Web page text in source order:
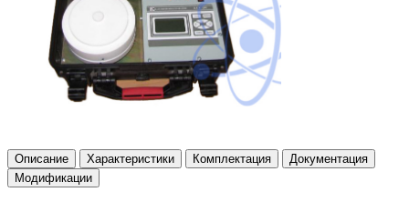
Описание Характеристики Комплектация
Документация
Модификации